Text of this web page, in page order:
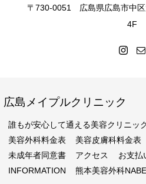
〒730-0051 広島県広島市中
4F
広島メイプルクリニック
誰もが安心して通える美容クリニッ
美容外科料金表
美容皮膚科料金表
未成年者同意書
アクセス お支払
INFORMATION
熊本美容外科